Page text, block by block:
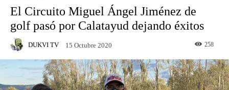
El Circuito Miguel Ángel Jiménez de
golf pasó por Calatayud dejando éxitos
DUKVI TV 15 Octubre 2020 258